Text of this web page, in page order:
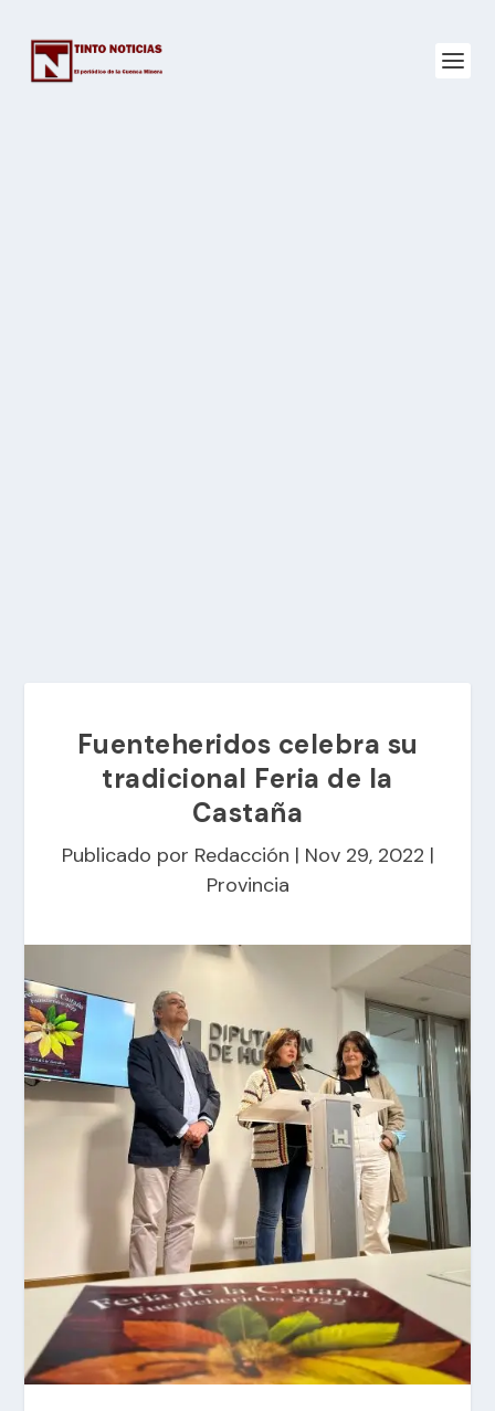
Fuenteheridos celebra su
tradicional Feria de la
Castaña
Publicado por Redacción | Nov 29, 2022 |
Provincia